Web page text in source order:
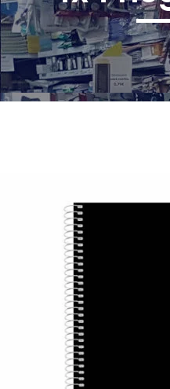
Papelería
Servicios
¿Quiénes Somos?
Contacto
0,00€